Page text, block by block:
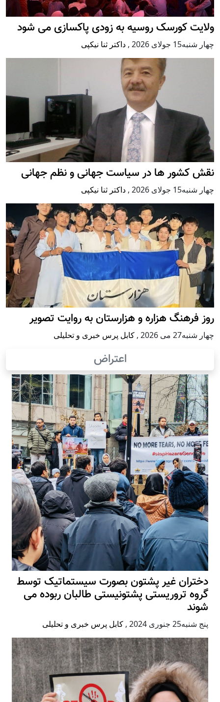
ولایت کورسک روسیه به زودی پاکسازی می شود
چهار شنبه15 جولای 2026 , داکتر ثنا نیکپی
نقش کشور ها در سیاست جهانی و نظم جهانی
چهار شنبه15 جولای 2026 , داکتر ثنا نیکپی
روز فرهنگ هزاره و هزارستان به روایت تصویر
چهار شنبه27 می 2026 , کابل پرس خبری و تحلیلی
اعتراض
دختران غیر پشتون بصورت سیستماتیک توسط
گروه تروریستی پشتونیستی طالبان ربوده می
شوند
پنج شنبه25 جنوری 2024 , کابل پرس خبری و تحلیلی